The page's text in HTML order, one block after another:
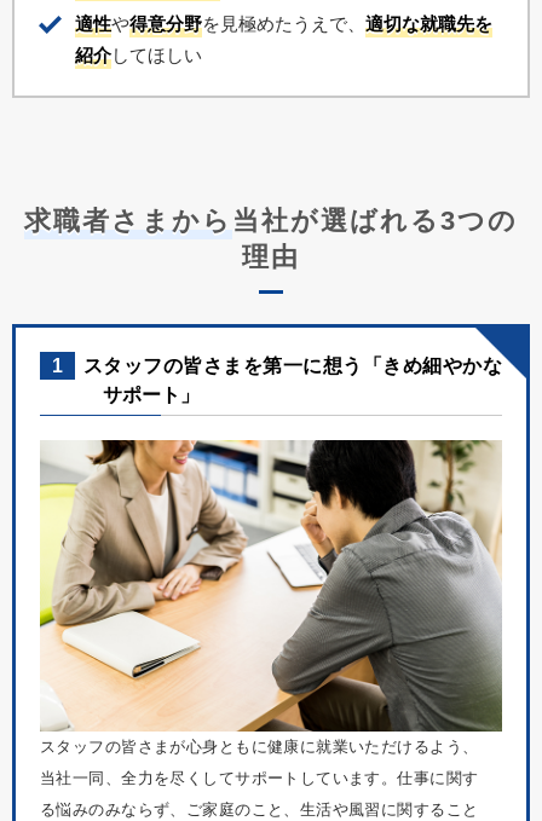
適性や得意分野を見極めたうえで、 適切な就職先を
紹介してほしい
求職者さまから 当社が選ばれる3つの
理由
1
スタッフの皆さまを第一に想う「きめ細やかな
サポート」
スタッフの皆さまが心身ともに健康に就業いただけるよう、
当社一同、全力を尽くしてサポートしています。仕事に関す
る悩みのみならず、ご家庭のこと、生活や風習に関すること